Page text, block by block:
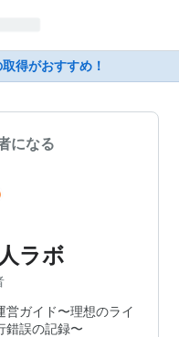
得がおすすめ！
になる
ラボ
営ガイド〜理想のライ
錯誤の記録〜